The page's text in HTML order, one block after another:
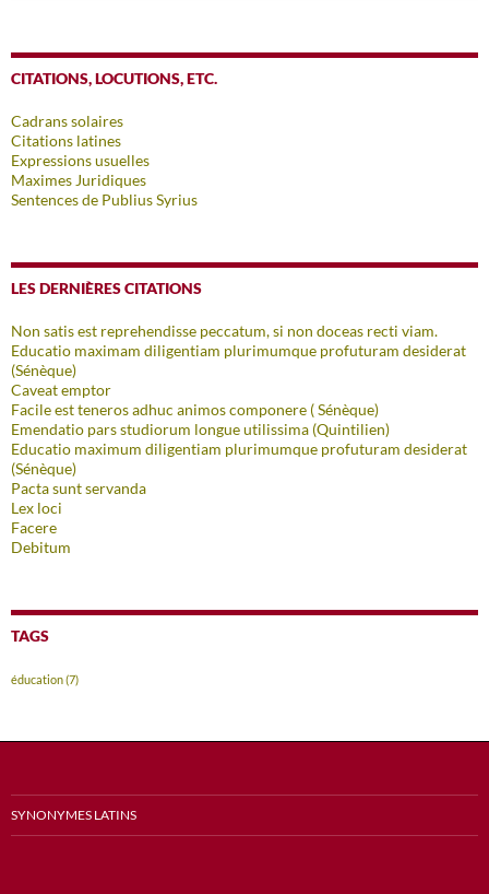
CITATIONS, LOCUTIONS, ETC.
Cadrans solaires
Citations latines
Expressions usuelles
Maximes Juridiques
Sentences de Publius Syrius
LES DERNIÈRES CITATIONS
Non satis est reprehendisse peccatum, si non doceas recti viam.
Educatio maximam diligentiam plurimumque profuturam desiderat
(Sénèque)
Caveat emptor
Facile est teneros adhuc animos componere ( Sénèque)
Emendatio pars studiorum longue utilissima (Quintilien)
Educatio maximum diligentiam plurimumque profuturam desiderat
(Sénèque)
Pacta sunt servanda
Lex loci
Facere
Debitum
TAGS
éducation(7)
SYNONYMES LATINS